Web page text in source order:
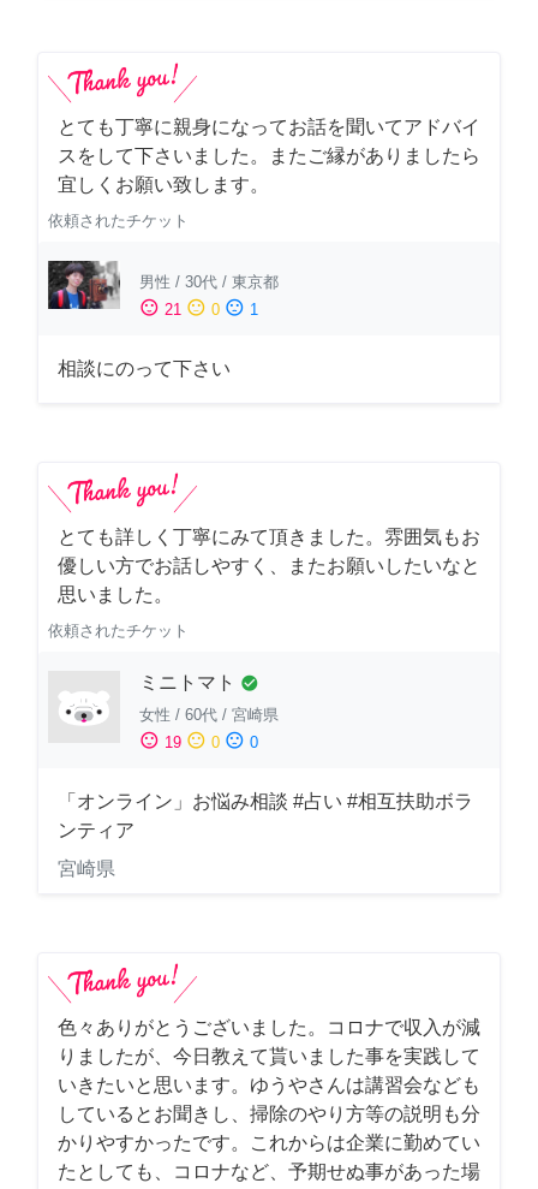
とても丁寧に親身になってお話を聞いてアドバイ
スをして下さいました。またご縁がありましたら
宜しくお願い致します。
依頼されたチケット
男性 / 30代 / 東京都
sentiment_satisfied 21 sentiment_neutral 0 sentiment_dissatisfied 1
相談にのって下さい
とても詳しく丁寧にみて頂きました。雰囲気もお
優しい方でお話しやすく、またお願いしたいなと
思いました。
依頼されたチケット
ミニトマト check_circle
女性 / 60代 / 宮崎県
sentiment_satisfied 19 sentiment_neutral 0 sentiment_dissatisfied 0
「オンライン」お悩み相談 #占い #相互扶助ボラ
ンティア
宮崎県
色々ありがとうございました。コロナで収入が減
りましたが、今日教えて貰いました事を実践して
いきたいと思います。ゆうやさんは講習会なども
しているとお聞きし、掃除のやり方等の説明も分
かりやすかったです。これからは企業に勤めてい
たとしても、コロナなど、予期せぬ事があった場